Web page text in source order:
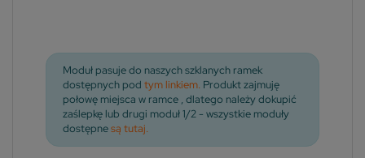
Moduł pasuje do naszych szklanych ramek
dostępnych pod tym linkiem. Produkt zajmuję
połowę miejsca w ramce , dlatego należy dokupić
zaślepkę lub drugi moduł 1/2 - wszystkie moduły
dostępnesą tutaj.